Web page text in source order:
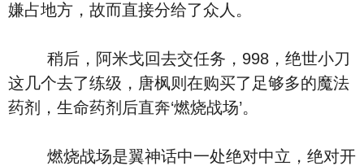
嫌占地方，故而直接分给了众人。
稍后，阿米戈回去交任务，998，绝世小刀
这几个去了练级，唐枫则在购买了足够多的魔法
药剂，生命药剂后直奔‘燃烧战场’。
燃烧战场是翼神话中一处绝对中立，绝对开